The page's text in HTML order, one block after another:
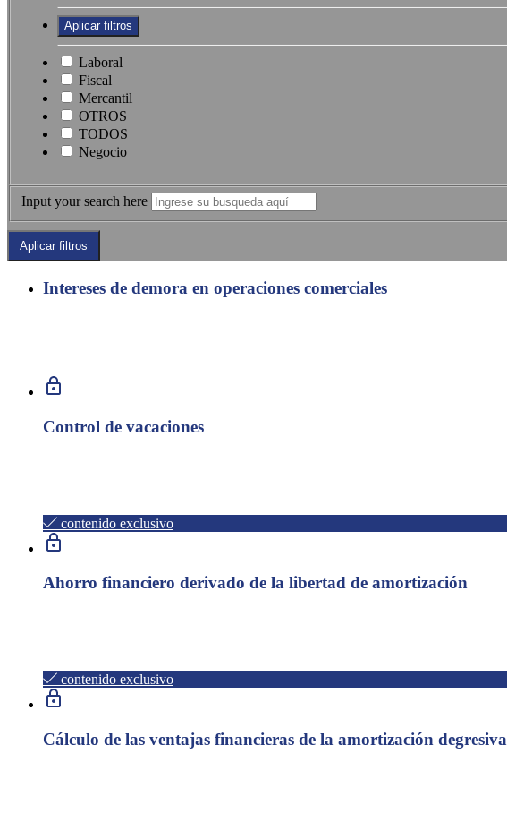
Laboral
Fiscal
Mercantil
OTROS
TODOS
Negocio
Input your search here
Intereses de demora en operaciones comerciales
Control de vacaciones
contenido exclusivo
Ahorro financiero derivado de la libertad de amortización
contenido exclusivo
Cálculo de las ventajas financieras de la amortización degresiva